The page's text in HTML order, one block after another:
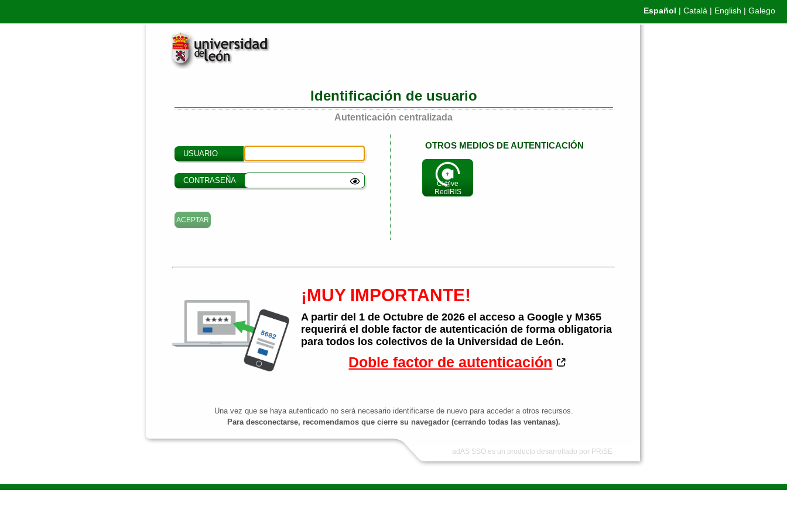
Español | Català | English | Galego
Identificación de usuario
Autenticación centralizada
USUARIO
CONTRASEÑA
OTROS MEDIOS DE AUTENTICACIÓN
Cl@ve
RedIRIS
¡MUY IMPORTANTE!
A partir del 1 de Octubre de 2026 el acceso a Google y M365
requerirá el doble factor de autenticación de forma obligatoria
para todos los colectivos de la Universidad de León.
Doble factor de autenticación
Una vez que se haya autenticado no será necesario identificarse de nuevo para acceder a otros recursos.
Para desconectarse, recomendamos que cierre su navegador (cerrando todas las ventanas).
adAS SSO es un producto desarrollado por PRiSE